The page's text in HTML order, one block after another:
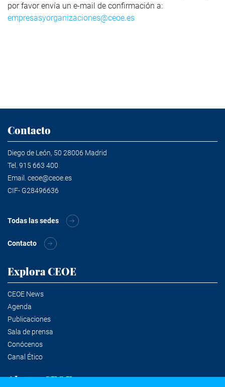
por favor envía un e-mail de confirmación a:
empresasyorganizaciones@ceoe.es
Contacto
Diego de León, 50 28006 Madrid
Tel. 915 663 400
Email. ceoe@ceoe.es
CIF- G28496636
Todas las sedes
Contacto
Explora CEOE
CEOE News
Agenda
Publicaciones
Sala de prensa
Conócenos
Canal Ético
Alertas CEOE